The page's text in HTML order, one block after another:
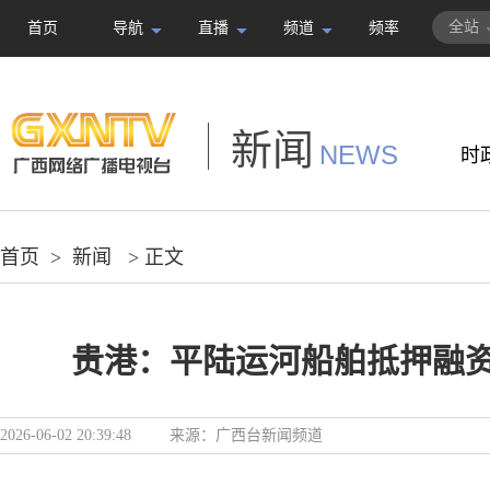
首页 导航 直播 频道 频率 全站
新闻 NEWS 时
首页 > 新闻 > 正文
贵港：平陆运河船舶抵押融
2026-06-02 20:39:48 来源： 广西台新闻频道